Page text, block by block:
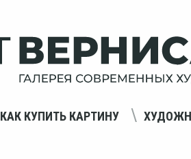
КАК КУПИТЬ КАРТИНУ